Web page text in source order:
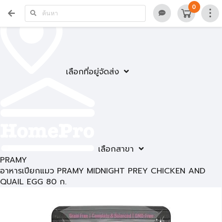
เลือกที่อยู่จัดส่ง
เลือกสาขา
0
PRAMY
อาหารเปียกแมว PRAMY MIDNIGHT PREY CHICKEN AND
QUAIL EGG 80 ก.